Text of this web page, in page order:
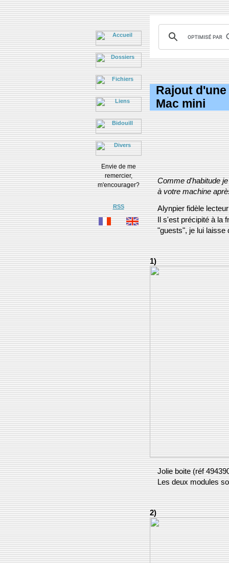
Envie de me
remercier,
m'encourager?
RSS
Rajout
Mac mini
Comme d'habitude
à votre machine
Alynpier fidèle
Il s'est précipité à la
"guests", je lui laisse
1)
Jolie boite (réf
Les deux modules
2)